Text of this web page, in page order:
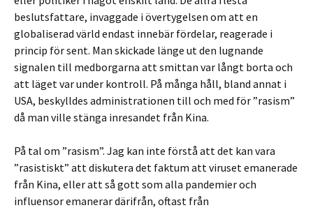
beslutsfattare, invaggade i övertygelsen om att en
globaliserad värld endast innebär fördelar, reagerade i
princip för sent. Man skickade länge ut den lugnande
signalen till medborgarna att smittan var långt borta och
att läget var under kontroll. På många håll, bland annat i
USA, beskylldes administrationen till och med för ”rasism”
då man ville stänga inresandet från Kina.
På tal om ”rasism”. Jag kan inte förstå att det kan vara
”rasistiskt” att diskutera det faktum att viruset emanerade
från Kina, eller att så gott som alla pandemier och
influensor emanerar därifrån, oftast från